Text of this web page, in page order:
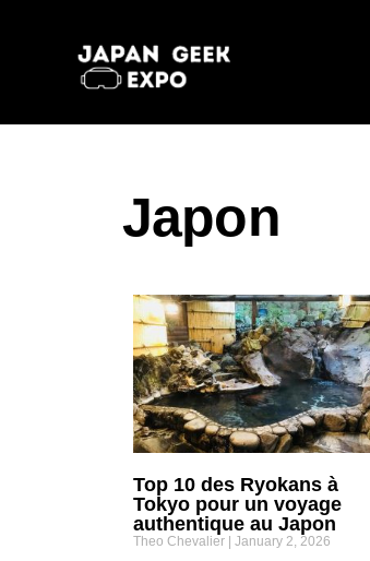
Japon
Top 10 des Ryokans à
Tokyo pour un voyage
authentique au Japon
Theo Chevalier January 2, 2026